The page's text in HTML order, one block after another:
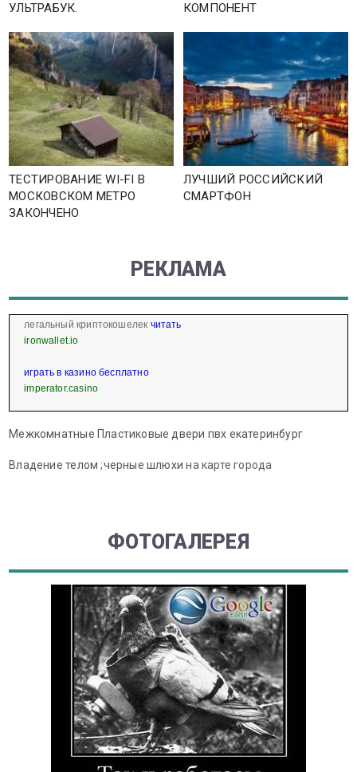
УЛЬТРАБУК.
КОМПОНЕНТ
ТЕСТИРОВАНИЕ WI-FI В
МОСКОВСКОМ МЕТРО
ЗАКОНЧЕНО
ЛУЧШИЙ РОССИЙСКИЙ
СМАРТФОН
РЕКЛАМА
легальный криптокошелек читать
ironwallet.io
играть в казино бесплатно
imperator.casino
Межкомнатные Пластиковые двери пвх екатеринбург
Владение телом ;черные шлюхи на карте города
ФОТОГАЛЕРЕЯ